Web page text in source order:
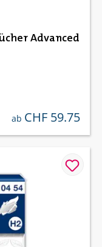
Advanced
regulärer preis:
ab CHF 59.75